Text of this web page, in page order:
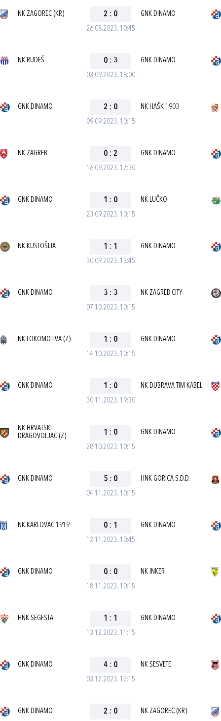
26.08.2023. 10:45
NK ZAGOREC (KR) 2 : 0 GNK DINAMO
03.09.2023. 18:00
NK RUDEŠ 0 : 3 GNK DINAMO
09.09.2023. 10:15
GNK DINAMO 2 : 0 NK HAŠK 1903
16.09.2023. 17:30
NK ZAGREB 0 : 2 GNK DINAMO
23.09.2023. 10:15
GNK DINAMO 1 : 0 NK LUČKO
30.09.2023. 13:45
NK KUSTOŠIJA 1 : 1 GNK DINAMO
07.10.2023. 10:15
GNK DINAMO 3 : 3 NK ZAGREB CITY
14.10.2023. 10:15
NK LOKOMOTIVA (Z) 1 : 0 GNK DINAMO
30.11.2023. 19:30
GNK DINAMO 1 : 0 NK DUBRAVA TIM KABEL
28.10.2023. 10:15
NK HRVATSKI
DRAGOVOLJAC (Z)
1 : 0 GNK DINAMO
04.11.2023. 10:15
GNK DINAMO 5 : 0 HNK GORICA S.D.D.
12.11.2023. 10:45
NK KARLOVAC 1919 0 : 1 GNK DINAMO
18.11.2023. 10:15
GNK DINAMO 0 : 0 NK INKER
13.12.2023. 11:15
HNK SEGESTA 1 : 1 GNK DINAMO
03.12.2023. 15:15
GNK DINAMO 4 : 0 NK SESVETE
GNK DINAMO 2 : 0 NK ZAGOREC (KR)